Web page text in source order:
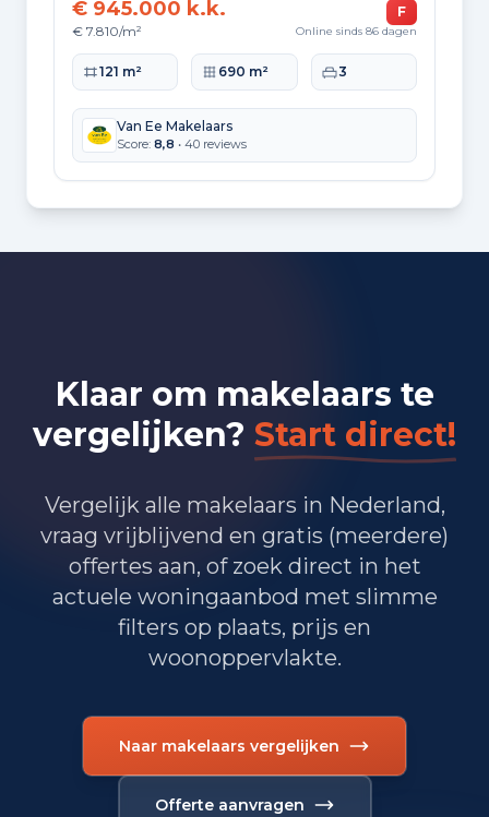
€ 945.000 k.k.
€ 7.810/m²
F
Online sinds 86 dagen
Woonoppervlakte
121 m² Perceeloppervlakte
690 m² Slaapkamers
3
Van Ee Makelaars
Score: 8,8 • 40 reviews
Klaar om makelaars te
vergelijken? Start direct!
Vergelijk alle makelaars in Nederland,
vraag vrijblijvend en gratis (meerdere)
offertes aan, of zoek direct in het
actuele woningaanbod met slimme
filters op plaats, prijs en
woonoppervlakte.
Naar makelaars vergelijken
Offerte aanvragen